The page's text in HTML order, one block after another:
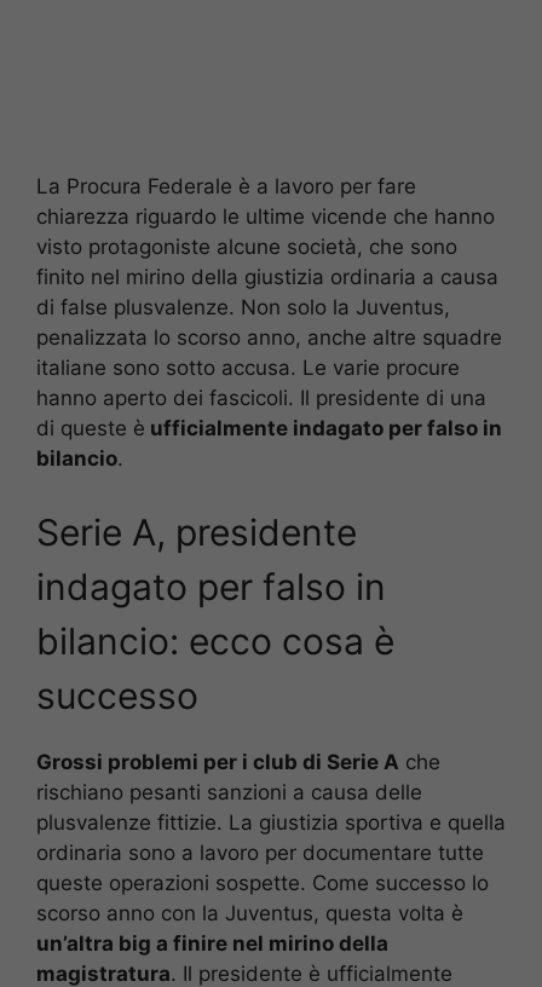
La Procura Federale è a lavoro per fare
chiarezza riguardo le ultime vicende che hanno
visto protagoniste alcune società, che sono
finito nel mirino della giustizia ordinaria a causa
di false plusvalenze. Non solo la Juventus,
penalizzata lo scorso anno, anche altre squadre
italiane sono sotto accusa. Le varie procure
hanno aperto dei fascicoli. Il presidente di una
di queste è ufficialmente indagato per falso in
bilancio.
Serie A, presidente
indagato per falso in
bilancio: ecco cosa è
successo
Grossi problemi per i club di Serie A che
rischiano pesanti sanzioni a causa delle
plusvalenze fittizie. La giustizia sportiva e quella
ordinaria sono a lavoro per documentare tutte
queste operazioni sospette. Come successo lo
scorso anno con la Juventus, questa volta è
un’altra big a finire nel mirino della
magistratura. Il presidente è ufficialmente